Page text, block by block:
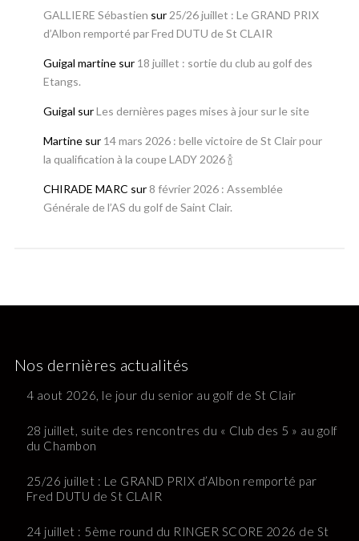
GALLIERE Sébastien sur 25/26 juillet : Le GRAND PRIX
d’Albon remporté par Fred DUTU de St CLAIR
Guigal martinesur 18 juillet : sortie du club au golf des
Etangs.
Guigal surLes dernières pages mises à jour sur le site
Martinesur 14 mars 2026 : belle victoire de St Clair pour
la qualification à la coupe LADY 2026 🍾
CHIRADE MARC sur 8 février 2026 : Assemblée
Générale de l’AS du golf de Saint Clair.
Nos dernières actualités
4 aout 2026, le jour du senior au golf de St Clair
28 juillet, suite des rencontres du « Club des 5 » au golf
du Chambon
25/26 juillet : Le GRAND PRIX d’Albon remporté par
Fred DUTU de St CLAIR
24 juillet : 5ème round du RINGER SCORE 2026 de St